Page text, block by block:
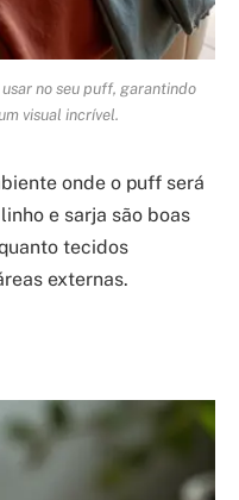
no seu puff, garantindo
visual incrível.
onde o puff será
e sarja são boas
tecidos
externas.